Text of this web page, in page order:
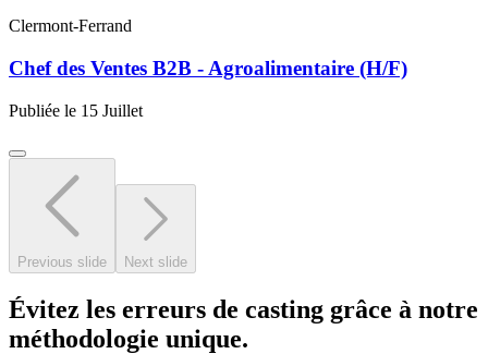
Clermont-Ferrand
Chef des Ventes B2B - Agroalimentaire (H/F)
Publiée le 15 Juillet
Previous slide Next slide
Évitez les erreurs de casting grâce à notre
méthodologie unique.